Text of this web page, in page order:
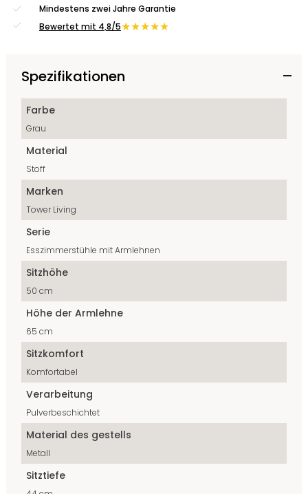
Mindestens zwei Jahre Garantie
Bewertet mit 4,8/5★★★★★
Spezifikationen
Farbe
Grau
Material
Stoff
Marken
Tower Living
Serie
Esszimmerstühle mit Armlehnen
Sitzhöhe
50 cm
Höhe der Armlehne
65 cm
Sitzkomfort
Komfortabel
Verarbeitung
Pulverbeschichtet
Material des gestells
Metall
Sitztiefe